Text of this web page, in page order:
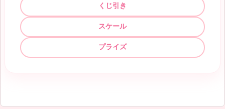
くじ引き
スケール
プライズ